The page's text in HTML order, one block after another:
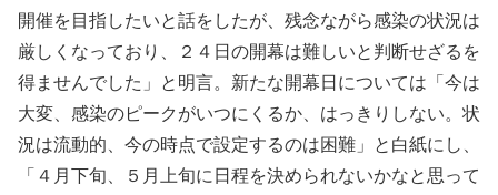
開催を目指したいと話をしたが、残念ながら感染の状況は
厳しくなっており、２４日の開幕は難しいと判断せざるを
得ませんでした」と明言。新たな開幕日については「今は
大変、感染のピークがいつにくるか、はっきりしない。状
況は流動的、今の時点で設定するのは困難」と白紙にし、
「４月下旬、５月上旬に日程を決められないかなと思って